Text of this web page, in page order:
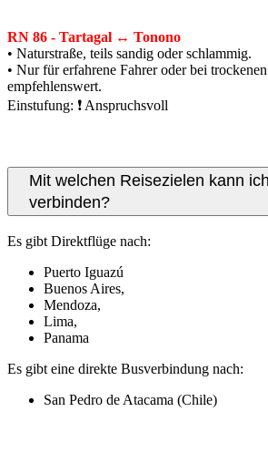
RN 86 - Tartagal ↔ Tonono
• Naturstraße, teils sandig oder schlammig.
• Nur für erfahrene Fahrer oder bei
empfehlenswert.
Einstufung: ❗ Anspruchsvoll
Mit welchen Reisezielen kann
verbinden?
Es gibt Direktflüge nach:
Puerto Iguazú
Buenos Aires,
Mendoza,
Lima,
Panama
Es gibt eine direkte Busverbindung nach:
San Pedro de Atacama (Chile)